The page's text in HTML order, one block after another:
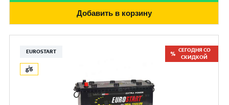
Добавить в корзину
EUROSTART
СЕГОДНЯ СО
СКИДКОЙ